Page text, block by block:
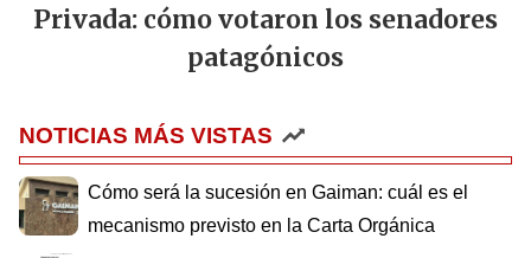
Privada: cómo votaron los senadores
patagónicos
NOTICIAS MÁS VISTAS
Cómo será la sucesión en Gaiman: cuál es el
mecanismo previsto en la Carta Orgánica